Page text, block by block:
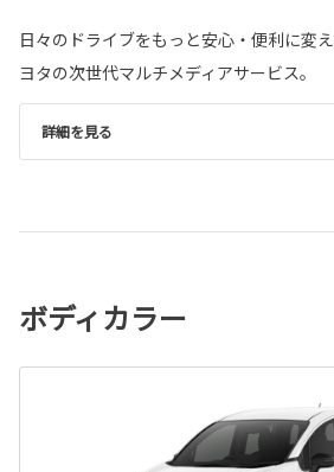
日々のドライブをもっと安心・便利に変
ヨタの次世代マルチメディアサービス。
詳細を見る
ボディカラー